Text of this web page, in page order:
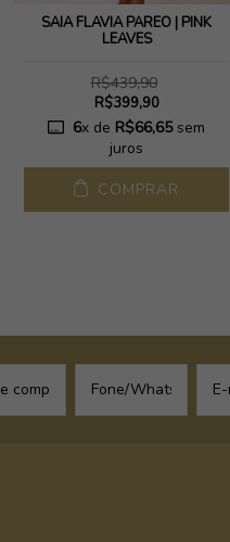
SAIA FLÁVIA PAREO | PINK
LEAVES
R$439,90
R$399,90
6x de R$66,65sem
juros
COMPRAR